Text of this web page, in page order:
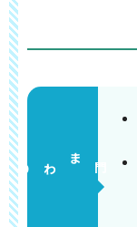
門まわり